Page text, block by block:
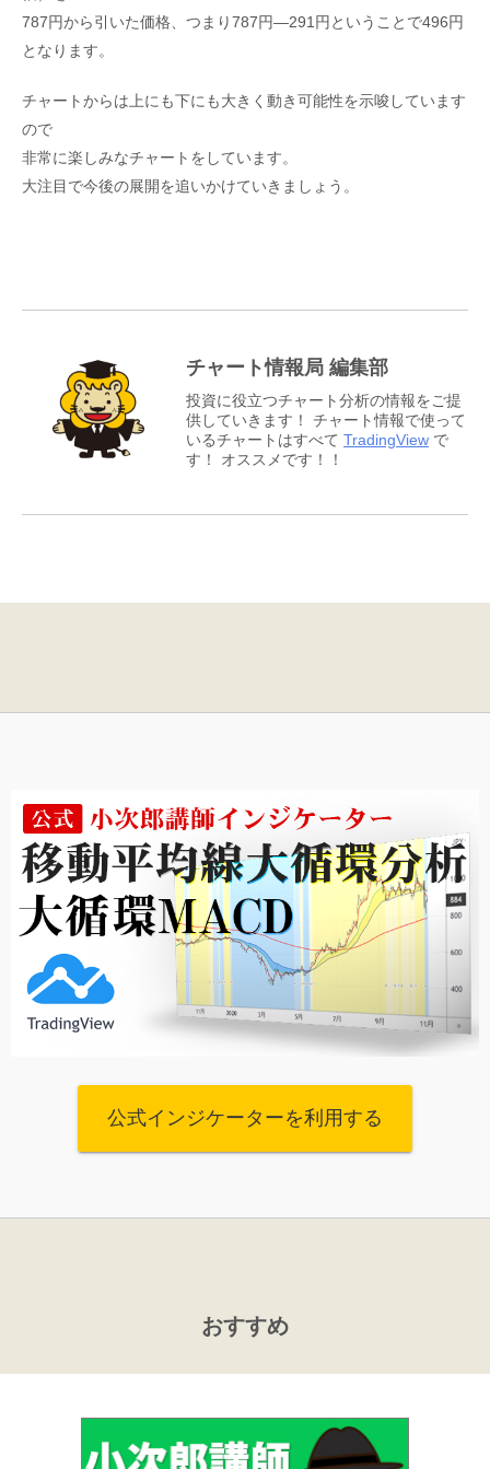
787円から引いた価格、つまり787円―291円ということで496円
となります。
チャートからは上にも下にも大きく動き可能性を示唆しています
ので
非常に楽しみなチャートをしています。
大注目で今後の展開を追いかけていきましょう。
チャート情報局 編集部
投資に役立つチャート分析の情報をご提
供していきます！ チャート情報で使って
いるチャートはすべて TradingView で
す！ オススメです！！
公式インジケーターを利用する
おすすめ